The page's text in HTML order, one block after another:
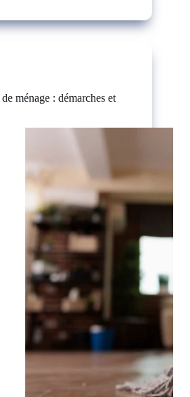
ménage : démarches et